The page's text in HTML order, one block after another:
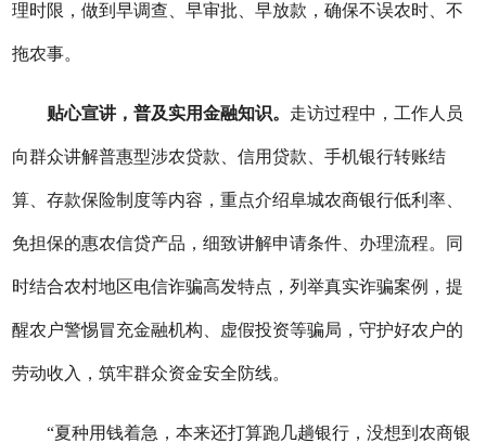
理时限，做到早调查、早审批、早放款，确保不误农时、不
拖农事。
贴心宣讲，普及实用金融知识。 走访过程中，工作人员
向群众讲解普惠型涉农贷款、信用贷款、手机银行转账结
算、存款保险制度等内容，重点介绍阜城农商银行低利率、
免担保的惠农信贷产品，细致讲解申请条件、办理流程。同
时结合农村地区电信诈骗高发特点，列举真实诈骗案例，提
醒农户警惕冒充金融机构、虚假投资等骗局，守护好农户的
劳动收入，筑牢群众资金安全防线。
“夏种用钱着急，本来还打算跑几趟银行，没想到农商银